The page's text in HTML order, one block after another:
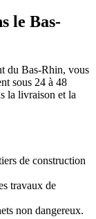
le Bas-
du Bas-Rhin, vous
sous 24 à 48
la livraison et la
de construction
travaux de
non dangereux.